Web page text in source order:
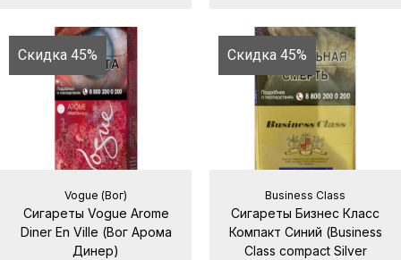
Скидка 45%
Vogue (Вог)
Сигареты Vogue Arome
Diner En Ville (Вог Арома
Динер)
Скидка 45%
Business Class
Сигареты Бизнес Класс
Компакт Синий (Business
Class compact Silver